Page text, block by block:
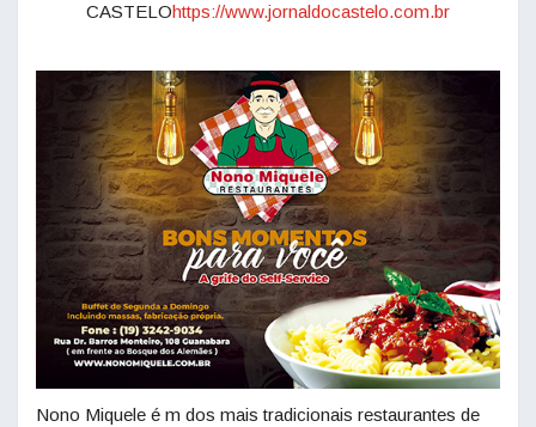
CASTELOhttps://www.jornaldocastelo.com.br
Nono Miquele é m dos mais tradicionais restaurantes de